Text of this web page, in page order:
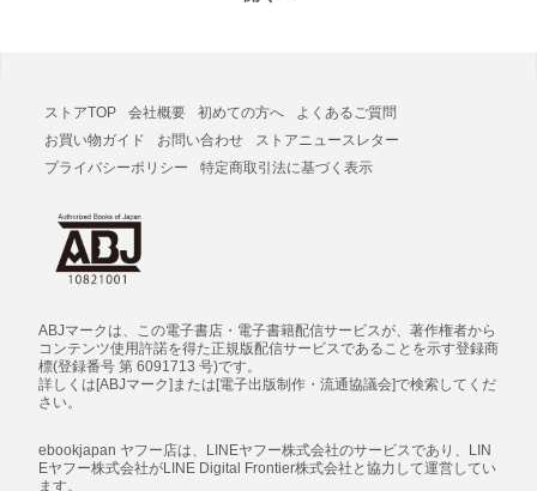
ストアTOP 会社概要 初めての方へ
よくあるご質問
お買い物ガイド
お問い合わせ
ストアニュースレター
プライバシーポリシー
特定商取引法に基づく表示
ABJマークは、この電子書店・電子書籍配信サービスが、著作権者から
コンテンツ使用許諾を得た正規版配信サービスであることを示す登録商
標(登録番号 第 6091713 号)です。
詳しくは[ABJマーク]または[電子出版制作・流通協議会]で検索してくだ
さい。
ebookjapan ヤフー店は、LINEヤフー株式会社のサービスであり、LIN
Eヤフー株式会社がLINE Digital Frontier株式会社と協力して運営してい
ます。